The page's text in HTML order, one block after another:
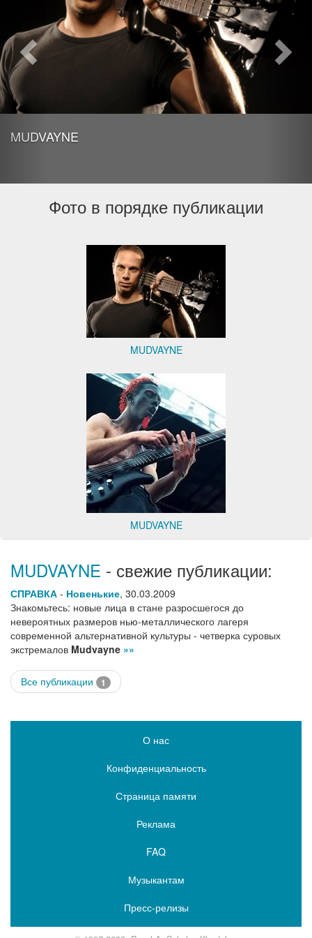
MUDVAYNE
Фото в порядке публикации
MUDVAYNE
MUDVAYNE
MUDVAYNE - свежие публикации:
СПРАВКА - Новенькие, 30.03.2009
Знакомьтесь: новые лица в стане разросшегося до
невероятных размеров нью-металлического лагеря
современной альтернативной культуры - четверка суровых
экстремалов Mudvayne »»
Все публикации 1
О нас
Конфиденциальность
Страница памяти
Реклама
FAQ
Музыкантам
Пресс-релизы